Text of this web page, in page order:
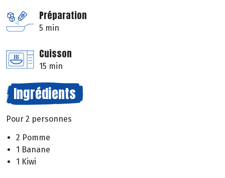
Préparation
5 min
Cuisson
15 min
Ingrédients
Pour 2 personnes
2 Pomme
1 Banane
1 Kiwi